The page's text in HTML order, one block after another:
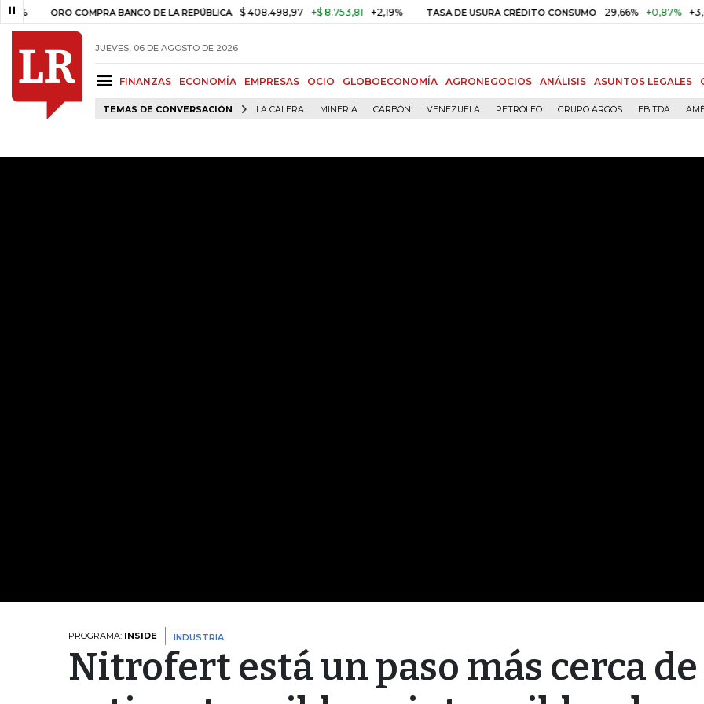
ORO COMPRA BANCO DE LA REPÚBLICA $ 408.498,97 +$ 8.753,81 +2,19% TASA DE USURA CRÉDITO CONSUMO 29,66% +0,87% +3,02%
JUEVES, 06 DE AGOSTO DE 2026
FINANZAS ECONOMÍA EMPRESAS OCIO GLOBOECONOMÍA AGRONEGOCIOS ANÁLISIS ASUNTOS LEGALES
TEMAS DE CONVERSACIÓN LA CALERA MINERÍA CARBÓN VENEZUELA PETRÓLEO GRUPO ARGOS EBITDA
PROGRAMA: INSIDE INDUSTRIA
Nitrofert está un paso más cerca